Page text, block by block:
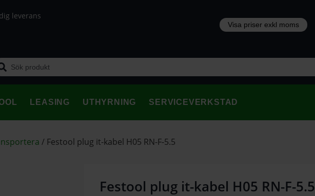
leverans
LEASING UTHYRNING SERVICEVERKSTAD
/ Festool plug it-kabel H05 RN-F-5.5
Festool plug it-kabel H05 RN-F-5.5